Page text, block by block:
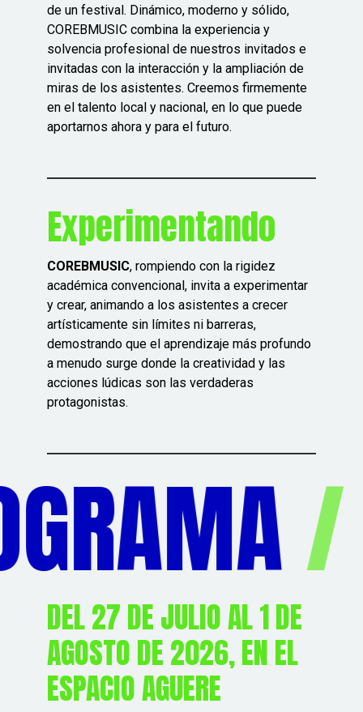
de un festival. Dinámico, moderno y sólido,
COREBMUSIC combina la experiencia y
solvencia profesional de nuestros invitados e
invitadas con la interacción y la ampliación de
miras de los asistentes. Creemos firmemente
en el talento local y nacional, en lo que puede
aportarnos ahora y para el futuro.
Experimentando
COREBMUSIC, rompiendo con la rigidez
académica convencional, invita a experimentar
y crear, animando a los asistentes a crecer
artísticamente sin límites ni barreras,
demostrando que el aprendizaje más profundo
a menudo surge donde la creatividad y las
acciones lúdicas son las verdaderas
protagonistas.
/
DEL 27 DE JULIO AL 1 DE
AGOSTO DE 2026, EN EL
ESPACIO AGUERE